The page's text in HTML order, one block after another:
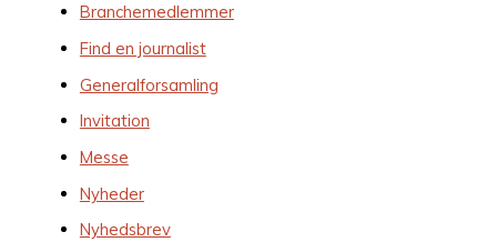
Branchemedlemmer
Find en journalist
Generalforsamling
Invitation
Messe
Nyheder
Nyhedsbrev